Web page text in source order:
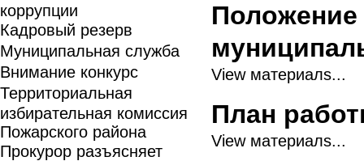
коррупции
Кадровый резерв
Муниципальная служба
Внимание конкурс
Территориальная
избирательная комиссия
Пожарского района
Прокурор разъясняет
Положение
View материалs...
План
View материалs...